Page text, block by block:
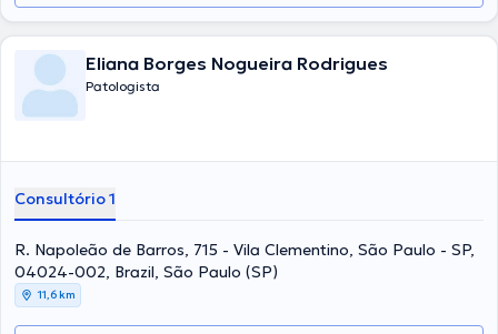
Eliana Borges Nogueira Rodrigues
Patologista
Consultório 1
R. Napoleão de Barros, 715 - Vila Clementino, São Paulo - SP,
04024-002, Brazil, São Paulo (SP)
11,6 km